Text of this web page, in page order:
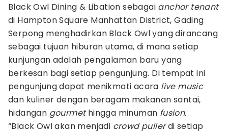
Black Owl Dining & Libation sebagai anchor tenant
di Hampton Square Manhattan District, Gading
Serpong menghadirkan Black Owl yang dirancang
sebagai tujuan hiburan utama, di mana setiap
kunjungan adalah pengalaman baru yang
berkesan bagi setiap pengunjung. Di tempat ini
pengunjung dapat menikmati acara live music
dan kuliner dengan beragam makanan santai,
hidangan gourmethingga minuman fusion.
“Black Owl akan menjadi crowd pullerdi setiap